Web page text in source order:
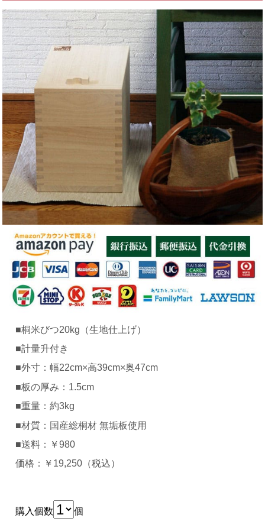
■桐米びつ20kg（生地仕上げ）
■計量升付き
■外寸：幅22cm×高39cm×奥47cm
■板の厚み：1.5cm
■重量：約3kg
■材質：国産総桐材 無垢板使用
■送料：￥980
価格：￥19,250（税込）
購入個数 個